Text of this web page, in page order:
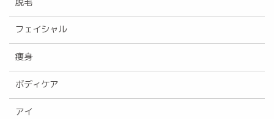
フェイシャル
痩身
ボディケア
アイ